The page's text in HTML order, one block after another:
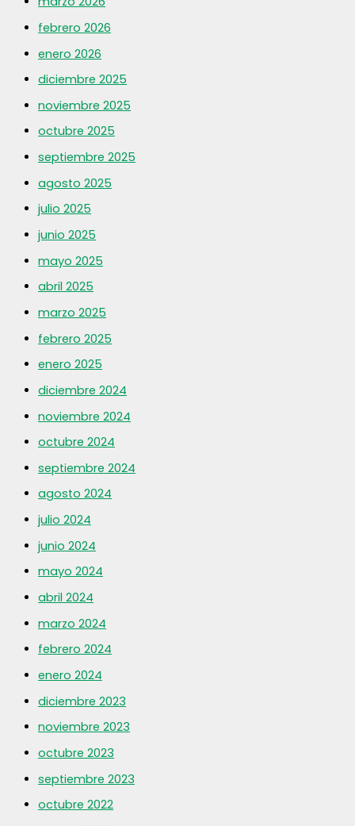
febrero 2026
enero 2026
diciembre 2025
noviembre 2025
octubre 2025
septiembre 2025
agosto 2025
julio 2025
junio 2025
mayo 2025
abril 2025
marzo 2025
febrero 2025
enero 2025
diciembre 2024
noviembre 2024
octubre 2024
septiembre 2024
agosto 2024
julio 2024
junio 2024
mayo 2024
abril 2024
marzo 2024
febrero 2024
enero 2024
diciembre 2023
noviembre 2023
octubre 2023
septiembre 2023
octubre 2022